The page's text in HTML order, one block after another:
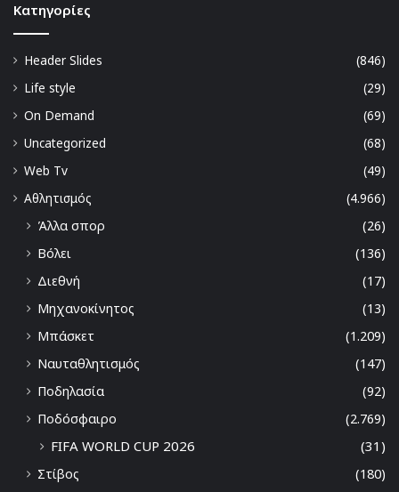
Kατηγορίες
Header Slides
(846)
Life style
(29)
On Demand
(69)
Uncategorized
(68)
Web Tv
(49)
Αθλητισμός
(4.966)
Άλλα σπορ
(26)
Βόλει
(136)
Διεθνή
(17)
Μηχανοκίνητος
(13)
Μπάσκετ
(1.209)
Ναυταθλητισμός
(147)
Ποδηλασία
(92)
Ποδόσφαιρο
(2.769)
FIFA WORLD CUP 2026 (31)
Στίβος
(180)